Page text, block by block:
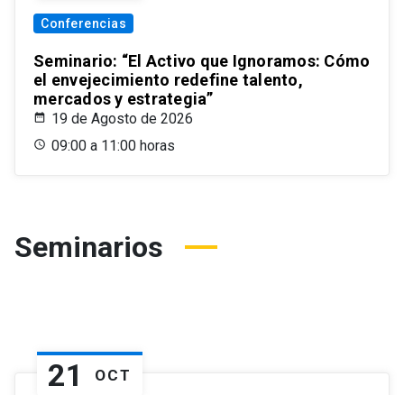
Conferencias
Seminario: “El Activo que Ignoramos: Cómo
el envejecimiento redefine talento,
mercados y estrategia”
19 de Agosto de 2026
09:00 a 11:00 horas
Seminarios
21 OCT